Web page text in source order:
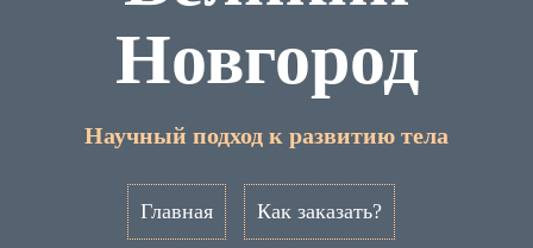
Новгород
Научный подход к развитию тела
Главная Как заказать?